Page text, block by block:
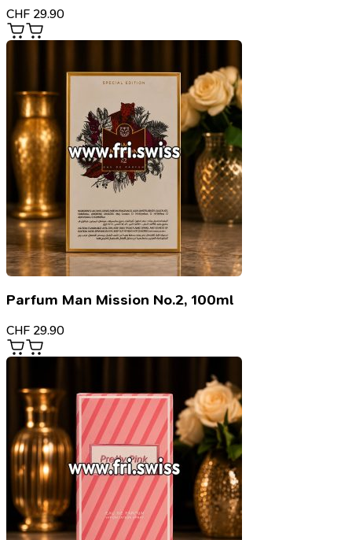
CHF 29.90
Parfum Man Mission No.2, 100ml
CHF 29.90